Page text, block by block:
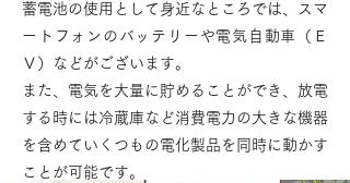
蓄電池の使用として身近なところでは、スマ
ートフォンのバッテリーや電気自動車（Ｅ
Ｖ）などがございます。
また、電気を大量に貯めることができ、放電
する時には冷蔵庫など消費電力の大きな機器
を含めていくつもの電化製品を同時に動かす
ことが可能です。